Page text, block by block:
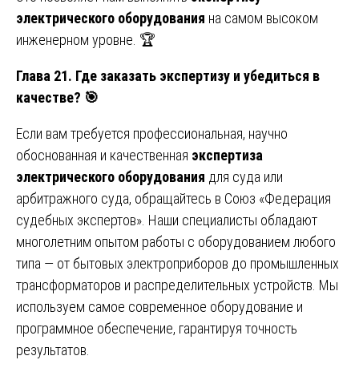
электрического оборудования на самом высоком
инженерном уровне. 🏆
Глава 21. Где заказать экспертизу и убедиться в
качестве? 🎯
Если вам требуется профессиональная, научно
обоснованная и качественная экспертиза
электрического оборудования для суда или
арбитражного суда, обращайтесь в Союз «Федерация
судебных экспертов». Наши специалисты обладают
многолетним опытом работы с оборудованием любого
типа — от бытовых электроприборов до промышленных
трансформаторов и распределительных устройств. Мы
используем самое современное оборудование и
программное обеспечение, гарантируя точность
результатов.